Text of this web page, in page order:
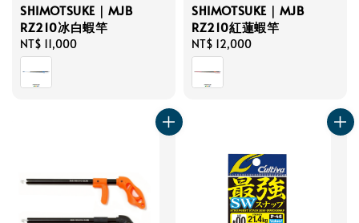
SHIMOTSUKE｜MJB
RZ210冰白蝦竿
Regular
price
NT$ 11,000
SHIMOTSUKE｜MJB
RZ210紅蓮蝦竿
Regular
price
NT$ 12,000